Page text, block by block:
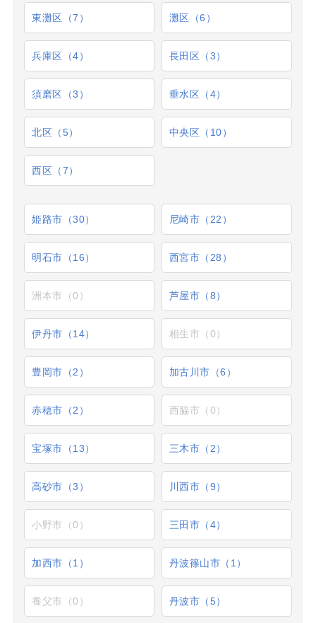
東灘区（7） 灘区（6）
兵庫区（4） 長田区（3）
須磨区（3） 垂水区（4）
北区（5） 中央区（10）
西区（7）
姫路市（30） 尼崎市（22）
明石市（16） 西宮市（28）
洲本市（0） 芦屋市（8）
伊丹市（14） 相生市（0）
豊岡市（2） 加古川市（6）
赤穂市（2） 西脇市（0）
宝塚市（13） 三木市（2）
高砂市（3） 川西市（9）
小野市（0） 三田市（4）
加西市（1） 丹波篠山市（1）
養父市（0） 丹波市（5）